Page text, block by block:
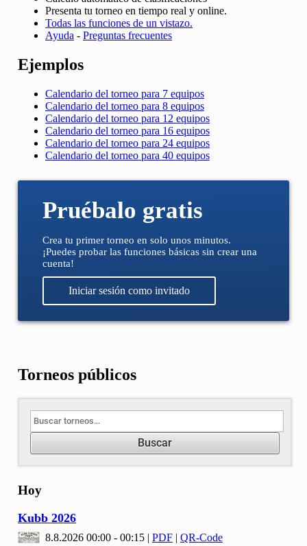
Presenta tu torneo en tiempo real y online.
Todas las funciones de un vistazo.
Ayuda - Preguntas frecuentes
Ejemplos
Calendario del torneo para 7 equipos
Calendario del torneo para 8 equipos
Calendario del torneo para 12 equipos
Calendario del torneo para 16 equipos
Calendario del torneo para 24 equipos
Calendario del torneo para 40 equipos
Pruébalo gratis
Crea tu primer torneo en solo unos minutos.
¡Puedes probar las funciones básicas sin crear una
cuenta!
Iniciar sesión como invitado
Torneos públicos
Buscar
Hoy
Kubb 2026
8.8.2026 00:00 - 00:15 | PDF | QR-Code